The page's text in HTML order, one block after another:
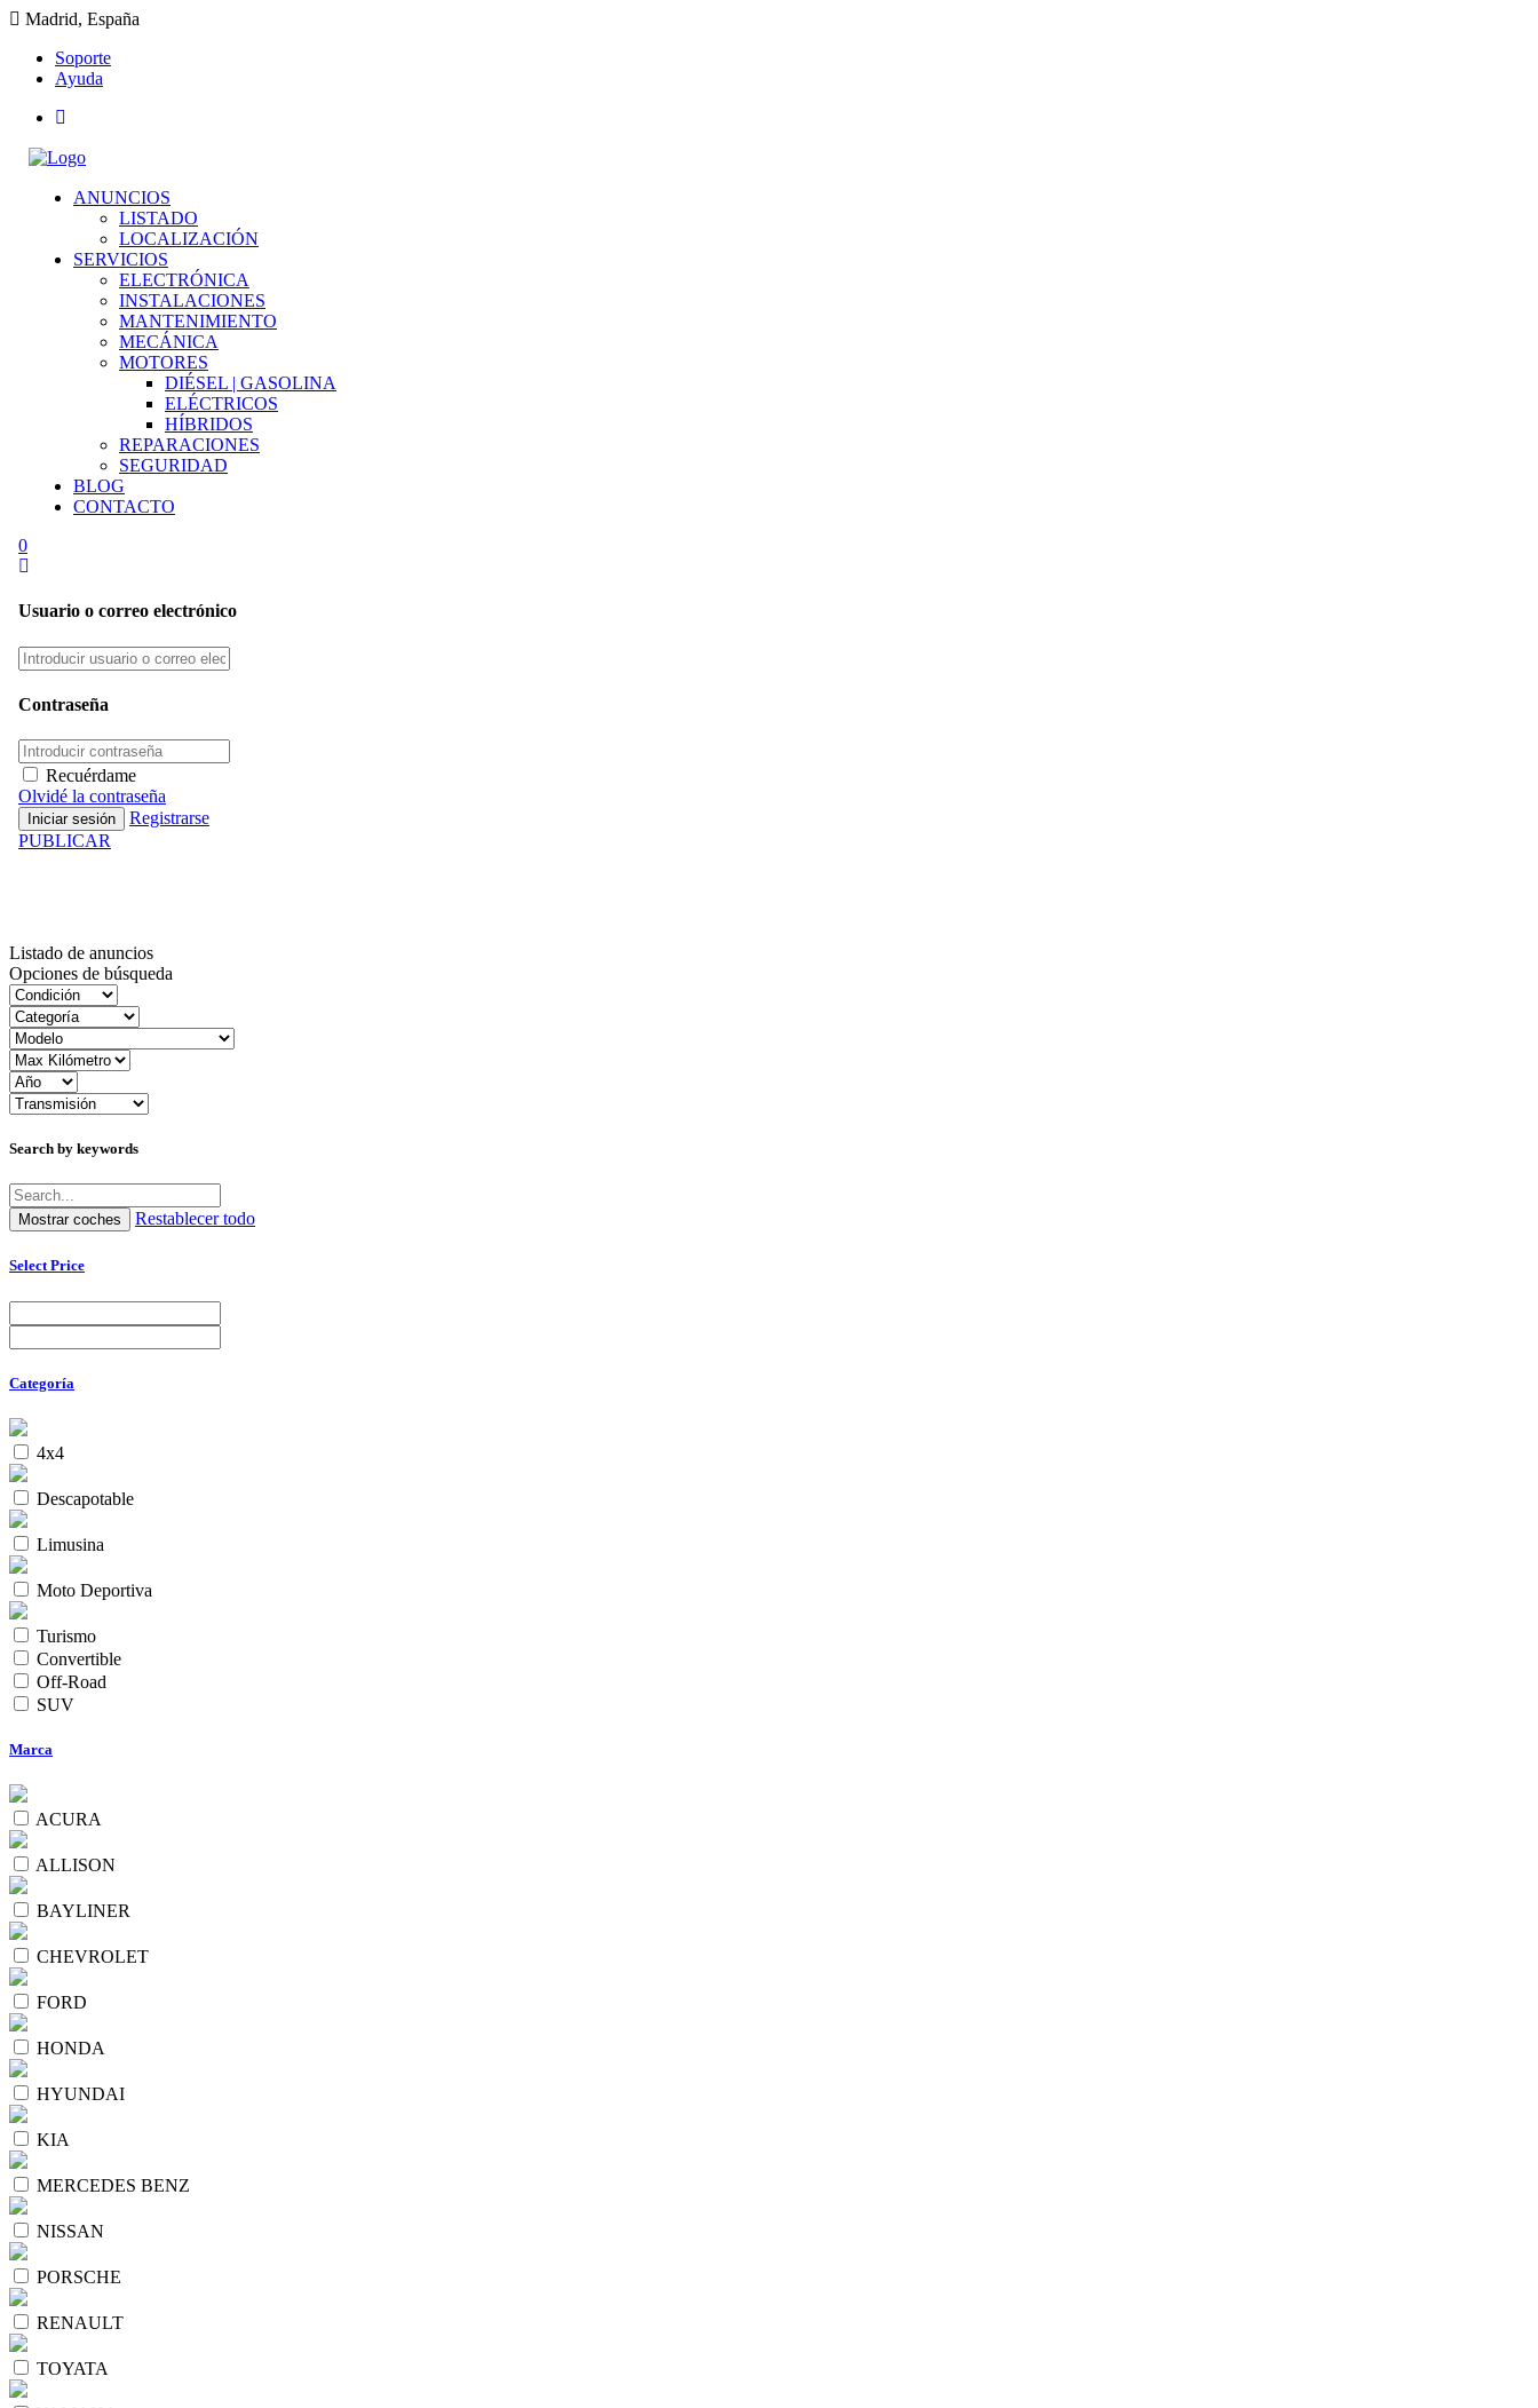
Madrid, España
Soporte
Ayuda
ANUNCIOS
LISTADO
LOCALIZACIÓN
SERVICIOS
ELECTRÓNICA
INSTALACIONES
MANTENIMIENTO
MECÁNICA
MOTORES
DIÉSEL | GASOLINA
ELÉCTRICOS
HÍBRIDOS
REPARACIONES
SEGURIDAD
BLOG
CONTACTO
0
Usuario o correo electrónico
Contraseña
Recuérdame
Olvidé la contraseña
Registrarse
PUBLICAR
Listado de anuncios
Opciones de búsqueda
Search by keywords
Restablecer todo
Select Price
Categoría
4x4
Descapotable
Limusina
Moto Deportiva
Turismo
Convertible
Off-Road
SUV
Marca
ACURA
ALLISON
BAYLINER
CHEVROLET
FORD
HONDA
HYUNDAI
KIA
MERCEDES BENZ
NISSAN
PORSCHE
RENAULT
TOYATA